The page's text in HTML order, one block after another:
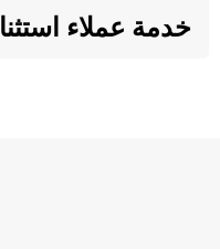
خدمة عملاء